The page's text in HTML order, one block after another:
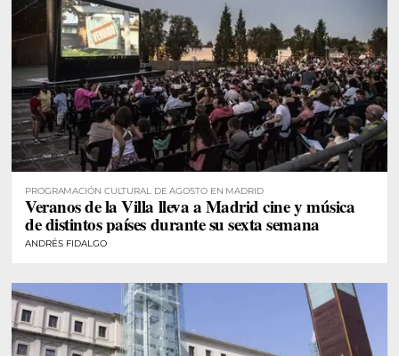
PROGRAMACIÓN CULTURAL DE AGOSTO EN MADRID
Veranos de la Villa lleva a Madrid cine y música
de distintos países durante su sexta semana
ANDRÉS FIDALGO